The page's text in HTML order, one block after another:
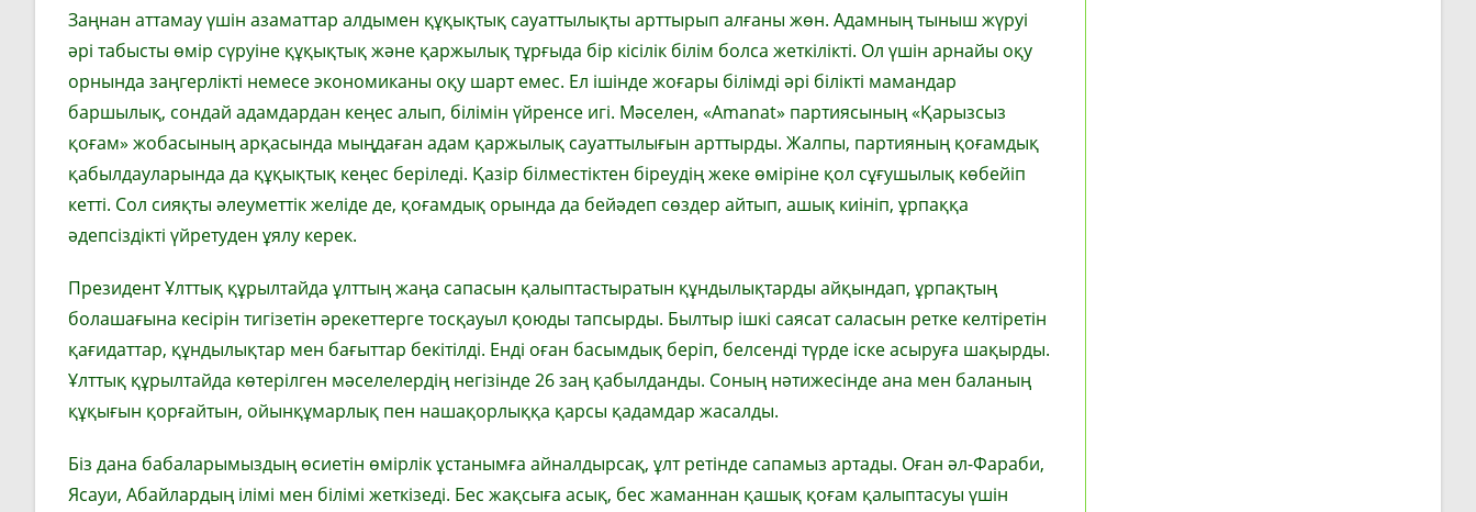
Заңнан аттамау үшін азаматтар алдымен құқықтық сауаттылықты арттырып алғаны жөн. Адамның тыныш жүруі
әрі табысты өмір сүруіне құқықтық және қаржылық тұрғыда бір кісілік білім болса жеткілікті. Ол үшін арнайы оқу
орнында заңгерлікті немесе экономиканы оқу шарт емес. Ел ішінде жоғары білімді әрі білікті мамандар
баршылық, сондай адамдардан кеңес алып, білімін үйренсе игі. Мәселен, «Amanat» партиясының «Қарызсыз
қоғам» жобасының арқасында мыңдаған адам қаржылық сауаттылығын арттырды. Жалпы, партияның қоғамдық
қабылдауларында да құқықтық кеңес беріледі. Қазір білместіктен біреудің жеке өміріне қол сұғушылық көбейіп
кетті. Сол сияқты әлеуметтік желіде де, қоғамдық орында да бейәдеп сөздер айтып, ашық киініп, ұрпаққа
әдепсіздікті үйретуден ұялу керек.
Президент Ұлттық құрылтайда ұлт­тың жаңа сапасын қалыптастыратын құндылықтарды айқындап, ұрпақтың
болашағына кесірін тигізетін әрекеттерге тосқауыл қоюды тапсырды. Былтыр ішкі саясат саласын ретке келтіретін
қағидаттар, құндылықтар мен бағыттар бекітілді. Енді оған басымдық беріп, белсенді түрде іске асыруға шақырды.
Ұлттық құрылтайда көтерілген мәселелердің негізінде 26 заң қабылданды. Соның нәтижесінде ана мен баланың
құқығын қорғайтын, ойынқұмарлық пен нашақорлыққа қарсы қадамдар жасалды.
Біз дана ба­баларымыздың өсиетін өмірлік ұстаным­ға айналдырсақ, ұлт ретінде сапамыз артады. Оған әл-Фараби,
Ясауи, Абайлардың ілімі мен білімі жеткізеді. Бес жақсыға асық, бес жаманнан қашық қоғам қалыптасуы үшін